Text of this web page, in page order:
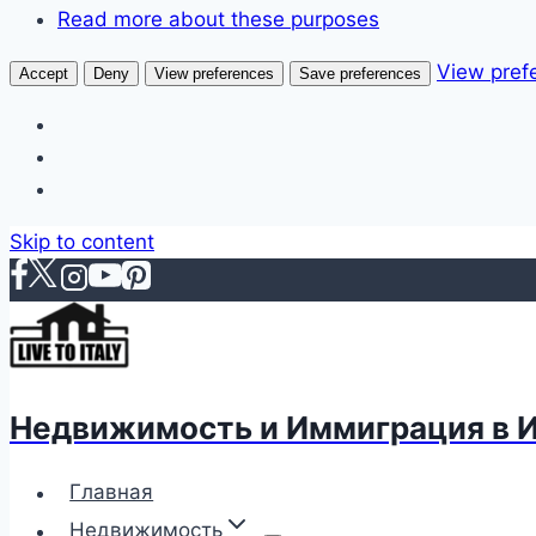
Read more about these purposes
Accept Deny View preferences Save preferences View
Skip to content
Недвижимость и Иммиграция в
Главная
Недвижимость